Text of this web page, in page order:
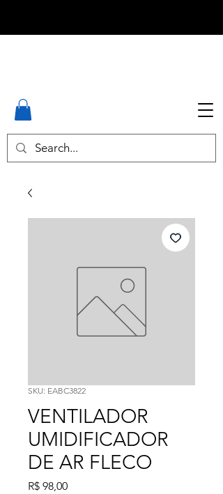
SKU: EABC3822
VENTILADOR
UMIDIFICADOR
DE AR FLECO
R$ 98,00Preço